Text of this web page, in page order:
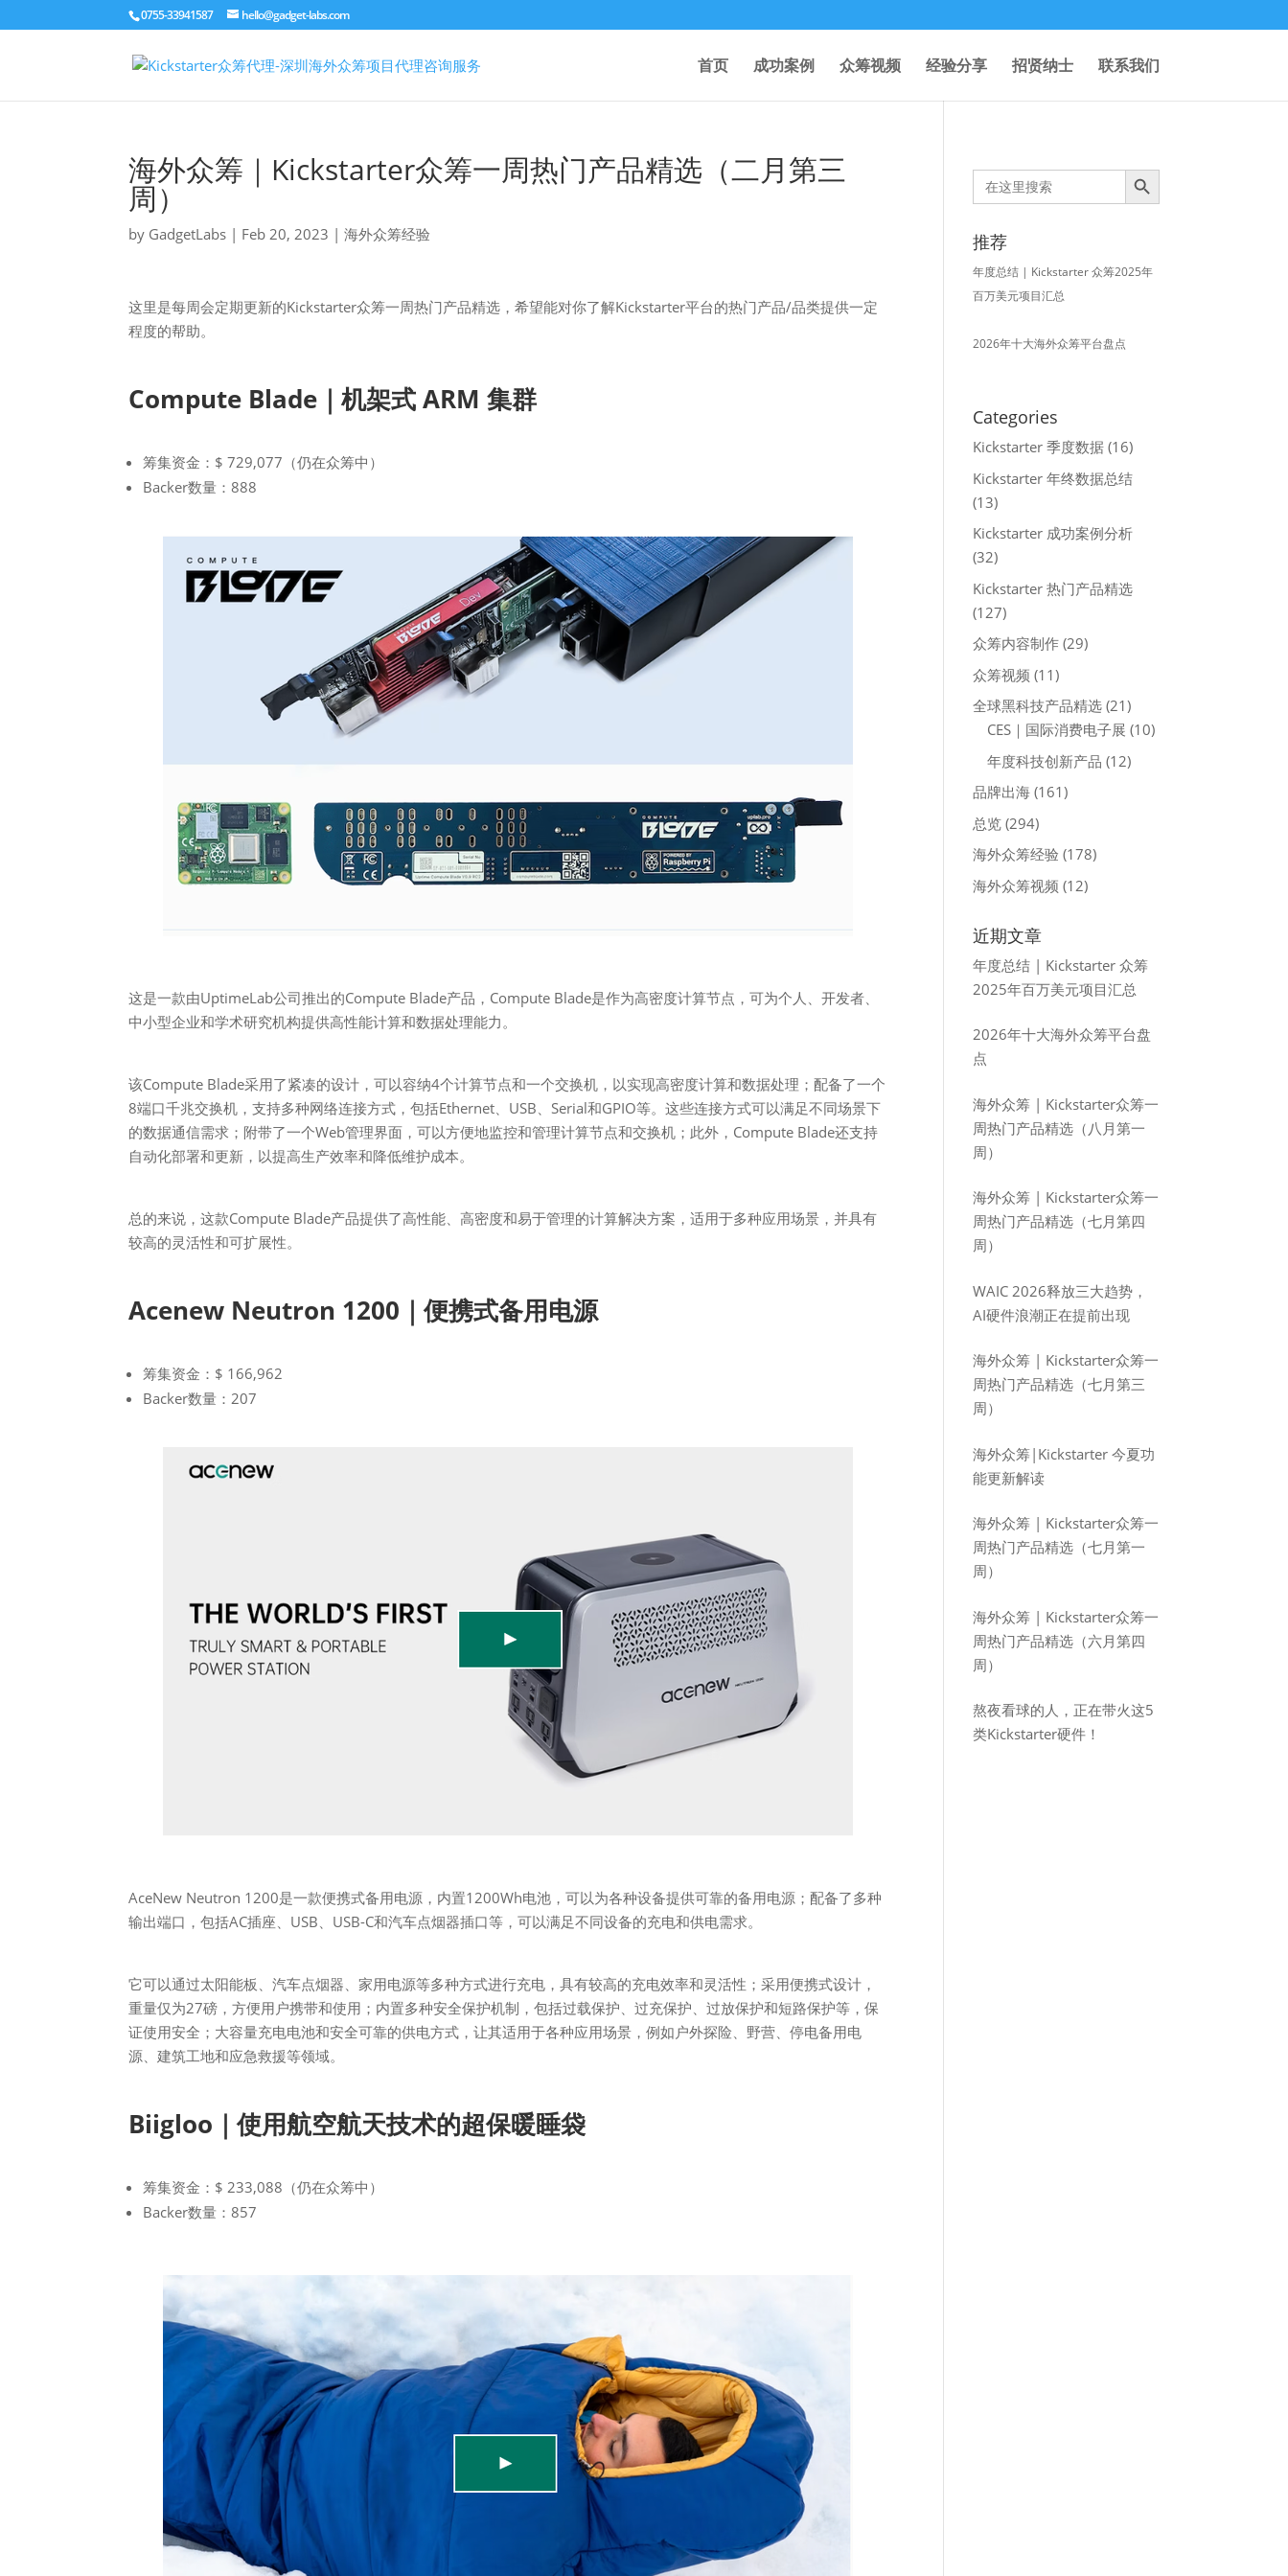
0755-33941587 hello@gadget-labs.com
首页 成功案例 众筹视频 经验分享 招贤纳士 联系我们
海外众筹｜Kickstarter众筹一周热门产品精选（二月第三
周）
by GadgetLabs | Feb 20, 2023 |海外众筹经验
这里是每周会定期更新的Kickstarter众筹一周热门产品精选，希望能对你了解Kickstarter平台的热门产品/品类提供一定
程度的帮助。
Compute Blade｜机架式 ARM 集群
筹集资金：$ 729,077（仍在众筹中）
Backer数量：888
这是一款由UptimeLab公司推出的Compute Blade产品，Compute Blade是作为高密度计算节点，可为个人、开发者、
中小型企业和学术研究机构提供高性能计算和数据处理能力。
该Compute Blade采用了紧凑的设计，可以容纳4个计算节点和一个交换机，以实现高密度计算和数据处理；配备了一个
8端口千兆交换机，支持多种网络连接方式，包括Ethernet、USB、Serial和GPIO等。这些连接方式可以满足不同场景下
的数据通信需求；附带了一个Web管理界面，可以方便地监控和管理计算节点和交换机；此外，Compute Blade还支持
自动化部署和更新，以提高生产效率和降低维护成本。
总的来说，这款Compute Blade产品提供了高性能、高密度和易于管理的计算解决方案，适用于多种应用场景，并具有
较高的灵活性和可扩展性。
Acenew Neutron 1200｜便携式备用电源
筹集资金：$ 166,962
Backer数量：207
AceNew Neutron 1200是一款便携式备用电源，内置1200Wh电池，可以为各种设备提供可靠的备用电源；配备了多种
输出端口，包括AC插座、USB、USB-C和汽车点烟器插口等，可以满足不同设备的充电和供电需求。
它可以通过太阳能板、汽车点烟器、家用电源等多种方式进行充电，具有较高的充电效率和灵活性；采用便携式设计，
重量仅为27磅，方便用户携带和使用；内置多种安全保护机制，包括过载保护、过充保护、过放保护和短路保护等，保
证使用安全；大容量充电电池和安全可靠的供电方式，让其适用于各种应用场景，例如户外探险、野营、停电备用电
源、建筑工地和应急救援等领域。
Biigloo｜使用航空航天技术的超保暖睡袋
筹集资金：$ 233,088（仍在众筹中）
Backer数量：857
Search
for:
Search Button
推荐
年度总结 | Kickstarter 众筹2025年
百万美元项目汇总
2026年十大海外众筹平台盘点
Categories
Kickstarter 季度数据 (16)
Kickstarter 年终数据总结
(13)
Kickstarter 成功案例分析
(32)
Kickstarter 热门产品精选
(127)
众筹内容制作 (29)
众筹视频 (11)
全球黑科技产品精选 (21)
CES｜国际消费电子展 (10)
年度科技创新产品 (12)
品牌出海 (161)
总览 (294)
海外众筹经验 (178)
海外众筹视频 (12)
近期文章
年度总结 | Kickstarter 众筹
2025年百万美元项目汇总
2026年十大海外众筹平台盘
点
海外众筹 | Kickstarter众筹一
周热门产品精选（八月第一
周）
海外众筹 | Kickstarter众筹一
周热门产品精选（七月第四
周）
WAIC 2026释放三大趋势，
AI硬件浪潮正在提前出现
海外众筹 | Kickstarter众筹一
周热门产品精选（七月第三
周）
海外众筹|Kickstarter 今夏功
能更新解读
海外众筹 | Kickstarter众筹一
周热门产品精选（七月第一
周）
海外众筹 | Kickstarter众筹一
周热门产品精选（六月第四
周）
熬夜看球的人，正在带火这5
类Kickstarter硬件！